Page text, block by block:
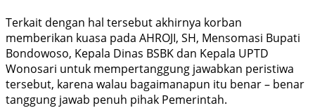
Terkait dengan hal tersebut akhirnya korban
memberikan kuasa pada AHROJI, SH, Mensomasi Bupati
Bondowoso, Kepala Dinas BSBK dan Kepala UPTD
Wonosari untuk mempertanggung jawabkan peristiwa
tersebut, karena walau bagaimanapun itu benar – benar
tanggung jawab penuh pihak Pemerintah.